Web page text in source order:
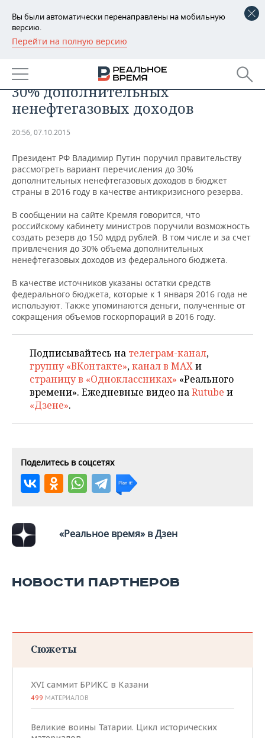
Вы были автоматически перенаправлены на мобильную
версию.
Перейти на полную версию
РЕГИОНЫ
БАШКОРТОСТАН
ТАТАРСТАН
НОВОСТИ
АНАЛИТИКА
КОРОЛИ ГОСЗАКАЗА ПФО
КОМУ ПРИНАДЛЕЖАТ
ТОРГОВЫЕ ЦЕНТРЫ
ТАТАРСТАНА
ФИНАНСЫ
БЮДЖЕТ
ИНВЕСТИЦИИ
НОВОСТИ
ПРОМЫШЛЕННОСТИ
АГРОПРОМ
МАШИНОСТРОЕНИЕ
НЕФТЬ
ОПК
ЭНЕРГЕТИКА
НЕДВИЖИМОСТЬ
НОВОСТИ АВТО
БИЗНЕС
НОВОСТИ БИЗНЕСА
РОЗНИЧНАЯ ТОРГОВЛЯ
ТРАНСПОРТ
ТЕХНОЛОГИИ
НОВОСТИ ТЕХНОЛОГИЙ
IT
ТЕЛЕКОММУНИКАЦИИ
МЕРОПРИЯТИЯ
НОВОСТИ МЕРОПРИЯТИЙ
БИЗНЕС-БРАНЧИ
ONLINE-КОНФЕРЕНЦИИ
ОТКРЫТАЯ ЛЕКЦИЯ
СПОРТ
ФУТБОЛ
ХОККЕЙ
БАСКЕТБОЛ
КИБЕРСПОРТ
ВОДНЫЕ ВИДЫ СПОРТА
НОВОСТИ ОБЩЕСТВА
ВЛАСТЬ
ИНФРАСТРУКТУРА
КУЛЬТУРА
ОБРАЗОВАНИЕ
ФОТОГАЛЕРЕЯ
СЮЖЕТЫ
СПРАВОЧНИК
СПИСОК КОМПАНИЙ
вариант направить в бюджет
30% дополнительных
ненефтегазовых доходов
20:56, 07.10.2015
Президент РФ Владимир Путин поручил правительству
рассмотреть вариант перечисления до 30%
дополнительных ненефтегазовых доходов в бюджет
страны в 2016 году в качестве антикризисного резерва.
В сообщении на сайте Кремля говорится, что
российскому кабинету министров поручили возможность
создать резерв до 150 мдрд рублей. В том числе и за счет
привлечения до 30% объема дополнительных
ненефтегазовых доходов из федерального бюджета.
В качестве источников указаны остатки средств
федерального бюджета, которые к 1 января 2016 года не
используют. Также упоминаются деньги, полученные от
сокращения объемов госкорпораций в 2016 году.
Подписывайтесь на телеграм-канал,
группу «ВКонтакте»,канал в MAXи
страницу в «Одноклассниках» «Реального
времени». Ежедневные видео наRutube и
«Дзене».
Поделитесь в соцсетях
«Реальное время» в Дзен
НОВОСТИ ПАРТНЕРОВ
Сюжеты
XVI саммит БРИКС в Казани
499 МАТЕРИАЛОВ
Великие воины Татарии. Цикл исторических